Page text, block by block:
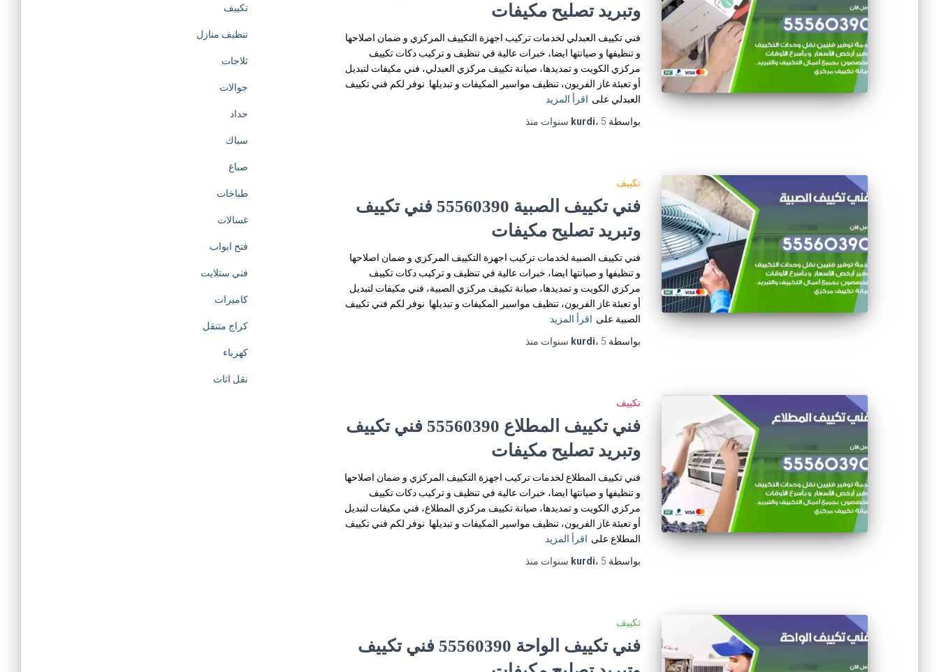
وتبريد تصليح مكيفات
فني تكييف العبدلي لخدمات تركيب اجهزة التكييف المركزي و ضمان اصلاحها
و تنظيفها و صيانتها ايضا، خبرات عالية في تنظيف و تركيب دكات تكييف
مركزي الكويت و تمديدها، صيانة تكييف مركزي العبدلي، فني مكيفات لتبديل
أو تعبئة غاز الفريون، تنظيف مواسير المكيفات و تبديلها. نوفر لكم فني تكييف
العبدلي على اقرأ المزيد
بواسطة
kurdi، 5 سنوات منذ
تكييف
فني تكييف الصبية 55560390 فني تكييف
وتبريد تصليح مكيفات
فني تكييف الصبية لخدمات تركيب اجهزة التكييف المركزي و ضمان اصلاحها
و تنظيفها و صيانتها ايضا، خبرات عالية في تنظيف و تركيب دكات تكييف
مركزي الكويت و تمديدها، صيانة تكييف مركزي الصبية، فني مكيفات لتبديل
أو تعبئة غاز الفريون، تنظيف مواسير المكيفات و تبديلها. نوفر لكم فني تكييف
الصبية على اقرأ المزيد
بواسطة
kurdi، 5 سنوات منذ
تكييف
فني تكييف المطلاع 55560390 فني تكييف
وتبريد تصليح مكيفات
فني تكييف المطلاع لخدمات تركيب اجهزة التكييف المركزي و ضمان اصلاحها
و تنظيفها و صيانتها ايضا، خبرات عالية في تنظيف و تركيب دكات تكييف
مركزي الكويت و تمديدها، صيانة تكييف مركزي المطلاع، فني مكيفات لتبديل
أو تعبئة غاز الفريون، تنظيف مواسير المكيفات و تبديلها. نوفر لكم فني تكييف
المطلاع على اقرأ المزيد
بواسطة
kurdi، 5 سنوات منذ
تكييف
فني تكييف الواحة 55560390 فني تكييف
تكييف
تنظيف منازل
ثلاجات
جوالات
حداد
سباك
صباغ
طباخات
غسالات
فتح ابواب
فني ستلايت
كاميرات
كراج متنقل
كهرباء
نقل اثاث